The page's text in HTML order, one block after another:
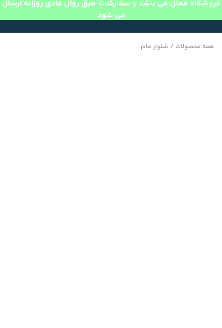
فروشگاه فعال می باشد و سفارشات طبق روال عادی روزانه ارسال
می شود
همه محصولات / شلوار مام